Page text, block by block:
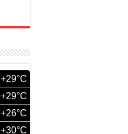
+29°C
+29°C
+26°C
+30°C